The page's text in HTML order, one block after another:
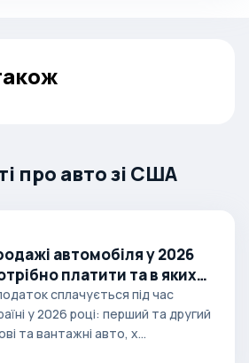
про авто зі США
автомобіля у 2026
платити та в яких
сплачується під час
у 2026 році: перший та другий
та вантажні авто, х...